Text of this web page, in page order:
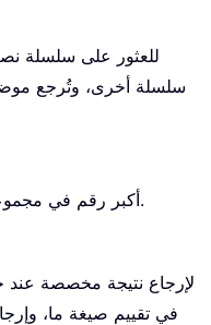
سلسلة أخرى، وتُرجع
تُعيد دالة Excel MAX أكبر رقم في مجموعة من القيم.
في تقييم صيغة ما،